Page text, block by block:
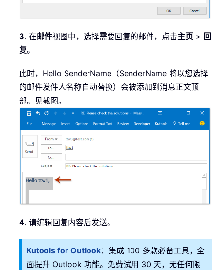
3. 在邮件视图中，选择需要回复的邮件，点击主页 > 回
复。
此时，Hello SenderName（SenderName 将以您选择
的邮件发件人名称自动替换）会被添加到消息正文顶
部。见截图。
4. 请编辑回复内容后发送。
Kutools for Outlook：集成 100 多款必备工具，全
面提升 Outlook 功能。免费试用 30 天，无任何限